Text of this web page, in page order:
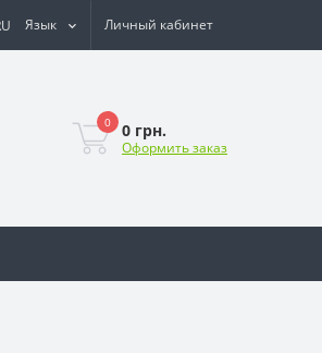
Язык Личный кабинет
0 0 грн.
Оформить заказ